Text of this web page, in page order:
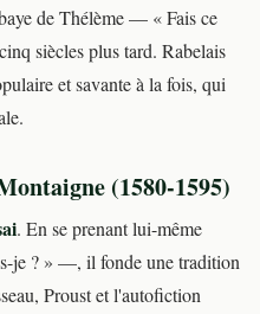
de Thélème — « Fais ce
siècles plus tard. Rabelais
et savante à la fois, qui
(1580-1595)
. En se prenant lui-même
je ? » —, il fonde une tradition
Proust et l'autofiction